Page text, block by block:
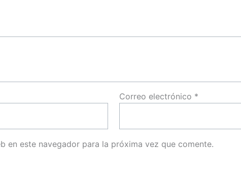
Correo electrónico *
en este navegador para la próxima vez que comente.